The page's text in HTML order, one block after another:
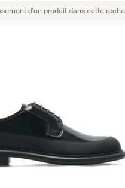
d'un produit dans cette